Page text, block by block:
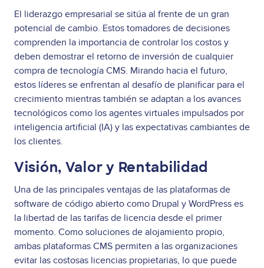
El liderazgo empresarial se sitúa al frente de un gran
potencial de cambio. Estos tomadores de decisiones
comprenden la importancia de controlar los costos y
deben demostrar el retorno de inversión de cualquier
compra de tecnología CMS. Mirando hacia el futuro,
estos líderes se enfrentan al desafío de planificar para el
crecimiento mientras también se adaptan a los avances
tecnológicos como los agentes virtuales impulsados por
inteligencia artificial (IA) y las expectativas cambiantes de
los clientes.
Visión, Valor y Rentabilidad
Una de las principales ventajas de las plataformas de
software de código abierto como Drupal y WordPress es
la libertad de las tarifas de licencia desde el primer
momento. Como soluciones de alojamiento propio,
ambas plataformas CMS permiten a las organizaciones
evitar las costosas licencias propietarias, lo que puede